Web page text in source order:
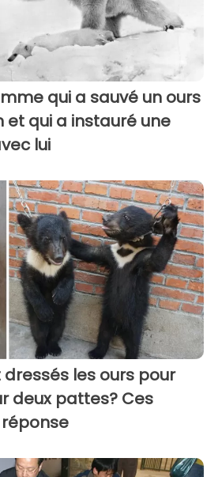
qui a sauvé un ours
et qui a instauré une
lui
les ours pour
deux pattes? Ces